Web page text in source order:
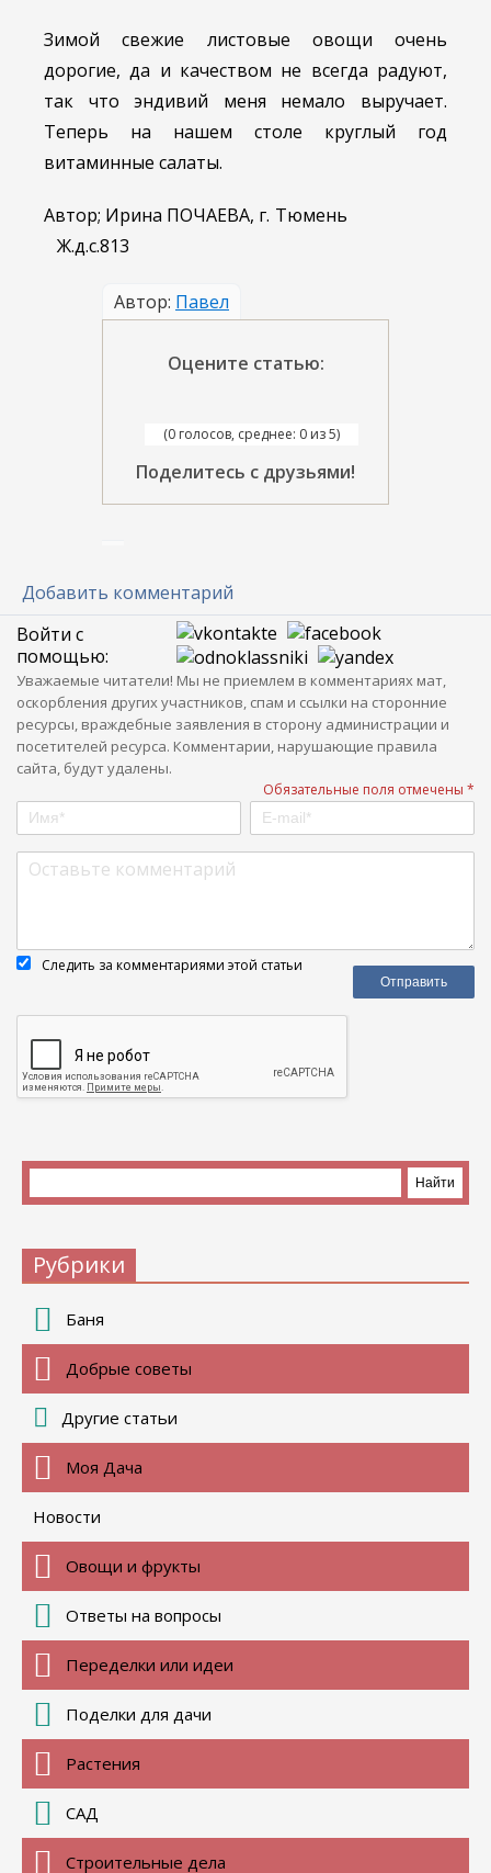
Зимой свежие листовые овощи очень
дорогие, да и качеством не всегда радуют,
так что эндивий меня немало выручает.
Теперь на нашем столе круглый год
витаминные салаты.
Автор; Ирина ПОЧАЕВА, г. Тюмень
Ж.д.с.813
Автор: Павел
Оцените статью:
(0 голосов, среднее: 0 из 5)
Поделитесь с друзьями!
Добавить комментарий
Войти с
помощью:
Уважаемые читатели! Мы не приемлем в комментариях мат,
оскорбления других участников, спам и ссылки на сторонние
ресурсы, враждебные заявления в сторону администрации и
посетителей ресурса. Комментарии, нарушающие правила
сайта, будут удалены.
Обязательные поля отмечены *
Следить за комментариями этой статьи
Рубрики
Баня
Добрые советы
Другие статьи
Моя Дача
Новости
Овощи и фрукты
Ответы на вопросы
Переделки или идеи
Поделки для дачи
Растения
САД
Строительные дела